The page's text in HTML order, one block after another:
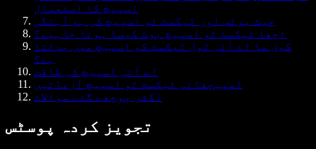
اسپیچ کا استعمال
چیٹ بوٹس اور ٹیکسٹ ٹو اسپیچ کی ہم آہنگی
اچھا ٹیکسٹ ٹو اسپیچ بوٹ کیسا ہونا چاہیے؟
کون سا اے آئی ٹول ٹیکسٹ کو اسپیچ میں بدلتا
ہے؟
اے آئی اسپیچ کی طاقت
اسپیچفائی ٹیکسٹ ٹو اسپیچ آزمائیں
اکثر پوچھے گئے سوالات
تجویز کردہ پوسٹس